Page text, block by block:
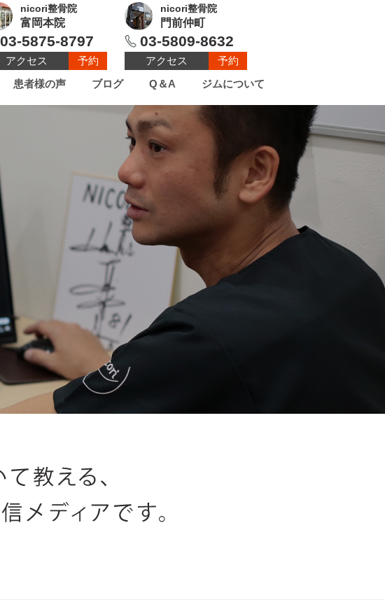
nicori整骨院
富岡本院
03-5875-8797
アクセス 予約
nicori整骨院
門前仲町
03-5809-8632
アクセス
予約
患者様の声 ブログ Q＆A ジムについて